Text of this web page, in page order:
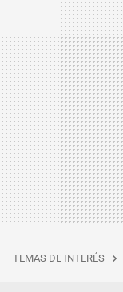
TEMAS DE INTERÉS